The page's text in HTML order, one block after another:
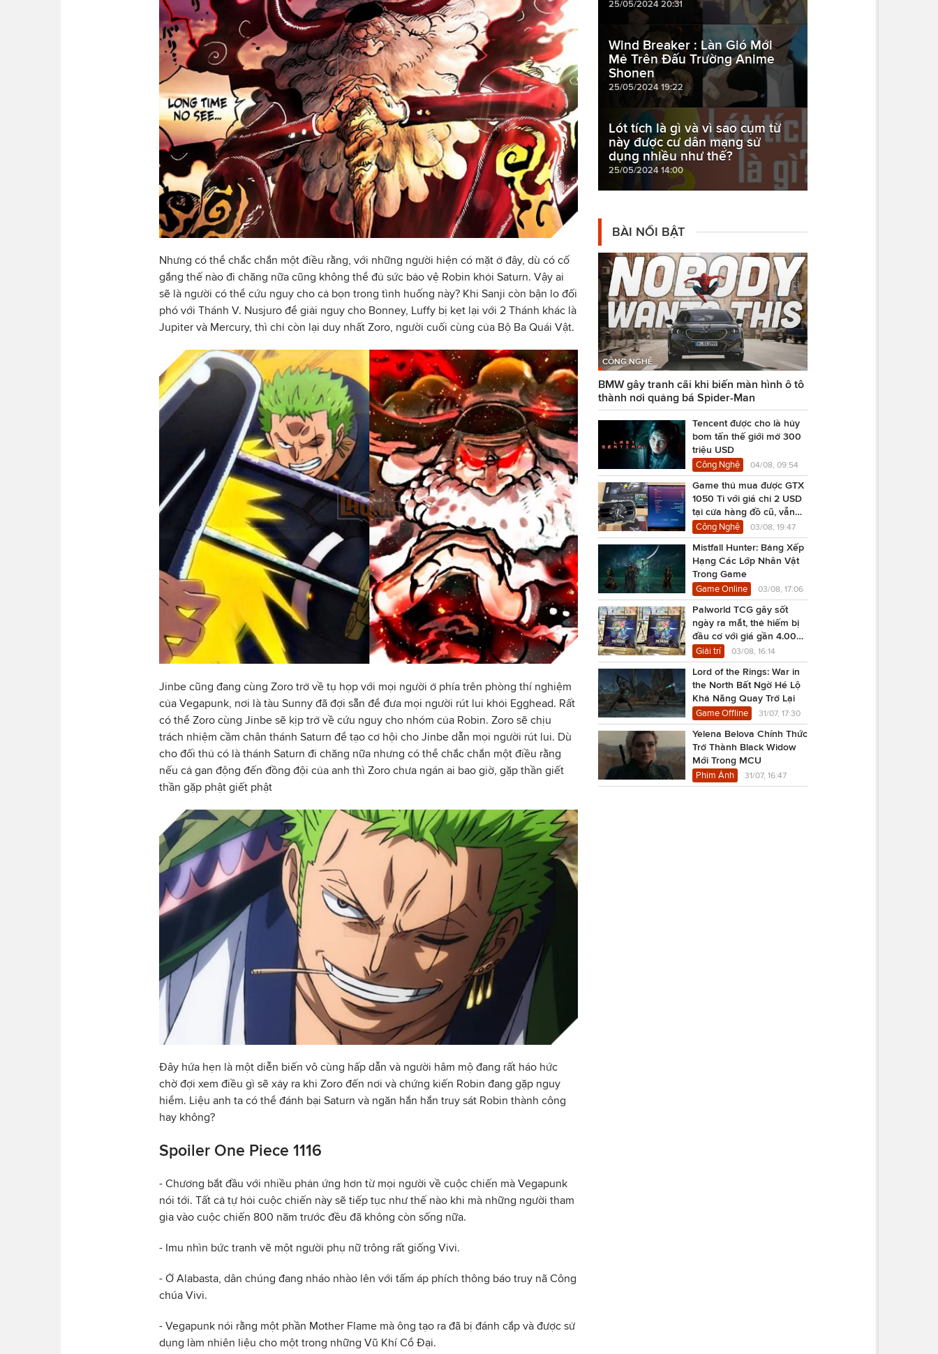
Nhưng có thể chắc chắn một điều rằng, với những người hiện có mặt ở đây, dù có cố
gắng thế nào đi chăng nữa cũng không thể đủ sức bảo vệ Robin khỏi Saturn. Vậy ai
sẽ là người có thể cứu nguy cho cả bọn trong tình huống này? Khi Sanji còn bận lo đối
phó với Thánh V. Nusjuro để giải nguy cho Bonney, Luffy bị kẹt lại với 2 Thánh khác là
Jupiter và Mercury, thì chỉ còn lại duy nhất Zoro, người cuối cùng của Bộ Ba Quái Vật.
Jinbe cũng đang cùng Zoro trở về tụ họp với mọi người ở phía trên phòng thí nghiệm
của Vegapunk, nơi là tàu Sunny đã đợi sẵn để đưa mọi người rút lui khỏi Egghead. Rất
có thể Zoro cùng Jinbe sẽ kịp trở về cứu nguy cho nhóm của Robin. Zoro sẽ chịu
trách nhiệm cầm chân thánh Saturn để tạo cơ hội cho Jinbe dẫn mọi người rút lui. Dù
cho đối thủ có là thánh Saturn đi chăng nữa nhưng có thể chắc chắn một điều rằng
nếu cả gan động đến đồng đội của anh thì Zoro chưa ngán ai bao giờ, gặp thần giết
thần gặp phật giết phật
Đây hứa hẹn là một diễn biến vô cùng hấp dẫn và người hâm mộ đang rất háo hức
chờ đợi xem điều gì sẽ xảy ra khi Zoro đến nơi và chứng kiến Robin đang gặp nguy
hiểm. Liệu anh ta có thể đánh bại Saturn và ngăn hắn hắn truy sát Robin thành công
hay không?
Spoiler One Piece 1116
- Chương bắt đầu với nhiều phản ứng hơn từ mọi người về cuộc chiến mà Vegapunk
nói tới. Tất cả tự hỏi cuộc chiến này sẽ tiếp tục như thế nào khi mà những người tham
gia vào cuộc chiến 800 năm trước đều đã không còn sống nữa.
- Imu nhìn bức tranh vẽ một người phụ nữ trông rất giống Vivi.
- Ở Alabasta, dân chúng đang nháo nhào lên với tấm áp phích thông báo truy nã Công
chúa Vivi.
- Vegapunk nói rằng một phần Mother Flame mà ông tạo ra đã bị đánh cắp và được sử
dụng làm nhiên liệu cho một trong những Vũ Khí Cổ Đại.
25/05/2024 20:31
Wind Breaker : Làn Gió Mới
Mẻ Trên Đấu Trường Anime
Shonen
25/05/2024 19:22
Lót tích là gì và vì sao cụm từ
này được cư dân mạng sử
dụng nhiều như thế?
25/05/2024 14:00
BÀI NỔI BẬT
CÔNG NGHỆ
BMW gây tranh cãi khi biến màn hình ô tô
thành nơi quảng bá Spider-Man
Tencent được cho là hủy
bom tấn thế giới mở 300
triệu USD
Công Nghệ 04/08, 09:54
Game thủ mua được GTX
1050 Ti với giá chỉ 2 USD
tại cửa hàng đồ cũ, vẫn
chạy Cyberpunk 2077
Công Nghệ 03/08, 19:47
Mistfall Hunter: Bảng Xếp
Hạng Các Lớp Nhân Vật
Trong Game
Game Online 03/08, 17:06
Palworld TCG gây sốt
ngày ra mắt, thẻ hiếm bị
đầu cơ với giá gần 4.000
USD
Giải trí 03/08, 16:14
Lord of the Rings: War in
the North Bất Ngờ Hé Lộ
Khả Năng Quay Trở Lại
Game Offline 31/07, 17:30
Yelena Belova Chính Thức
Trở Thành Black Widow
Mới Trong MCU
Phim Ảnh 31/07, 16:47